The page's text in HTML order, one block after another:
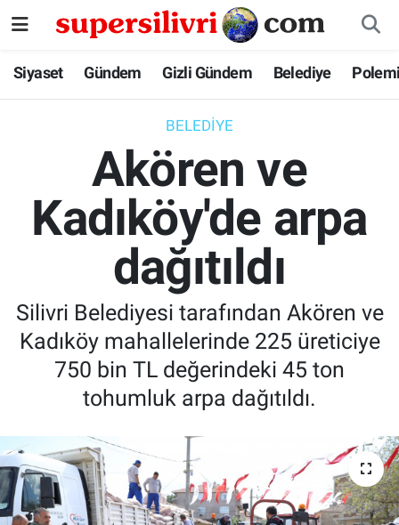
Siyaset Gündem Gizli Gündem Belediye
BELEDIYE
Akören ve
Kadıköy'de arpa
dağıtıldı
Silivri Belediyesi tarafından Akören ve
Kadıköy mahallelerinde 225 üreticiye
750 bin TL değerindeki 45 ton
tohumluk arpa dağıtıldı.
Siyaset
Gizli Gündem
Belediye
İstanbul Nöbetçi Eczaneler
İstanbul Namaz Vakitleri
İstanbul Trafik Yoğunluk Haritası
Süper Lig Puan Durumu ve Fikstür
Son Dakika Haberleri
Haber Arşivi